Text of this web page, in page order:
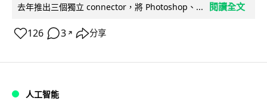
去年推出三個獨立 connector，將 Photoshop、...
閱讀全文
126 3 ↗ 分享
人工智能